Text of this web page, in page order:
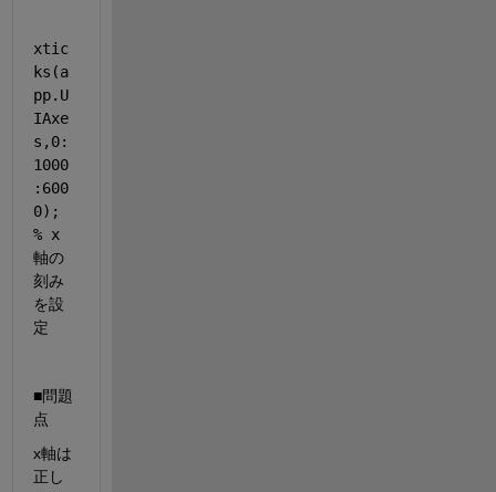
xtic
ks(a
pp.U
IAxe
s,0:
1000
:600
% x
軸の
刻み
を設
定
■問題
点
x軸は
正し